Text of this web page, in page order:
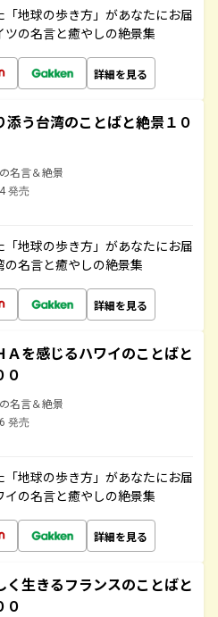
地球の歩き方」があなたにお届
の名言と癒やしの絶景集
詳細を見る
添う台湾のことばと絶景１０
名言＆絶景
発売
地球の歩き方」があなたにお届
名言と癒やしの絶景集
詳細を見る
Ａを感じるハワイのことばと
０
名言＆絶景
発売
地球の歩き方」があなたにお届
の名言と癒やしの絶景集
詳細を見る
く生きるフランスのことばと
０